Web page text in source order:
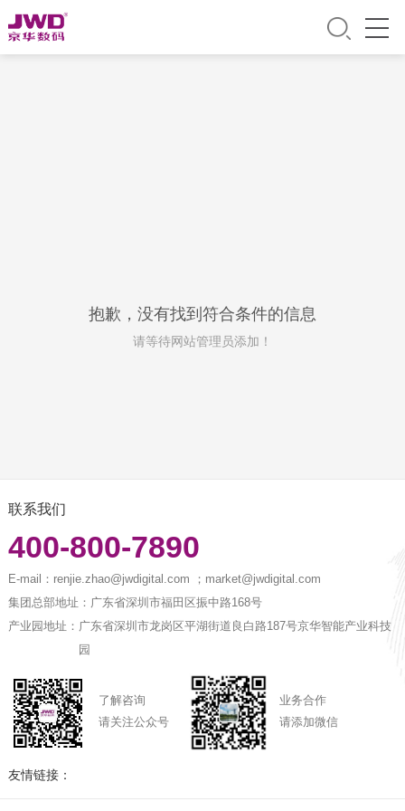
抱歉，没有找到符合条件的信息
请等待网站管理员添加！
联系我们
400-800-7890
E-mail： renjie.zhao@jwdigital.com ；market@jwdigital.com
集团总部地址： 广东省深圳市福田区振中路168号
产业园地址： 广东省深圳市龙岗区平湖街道良白路187号京华智能产业科技
园
了解咨询
请关注公众号
业务合作
请添加微信
友情链接：